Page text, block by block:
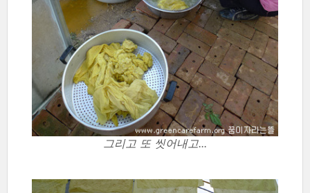
그리고 또 씻어내고...